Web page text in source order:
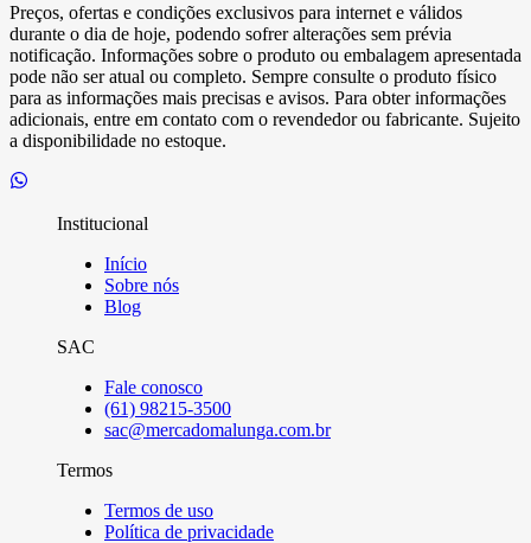
Preços, ofertas e condições exclusivos para internet e válidos
durante o dia de hoje, podendo sofrer alterações sem prévia
notificação. Informações sobre o produto ou embalagem apresentada
pode não ser atual ou completo. Sempre consulte o produto físico
para as informações mais precisas e avisos. Para obter informações
adicionais, entre em contato com o revendedor ou fabricante. Sujeito
a disponibilidade no estoque.
Institucional
Início
Sobre nós
Blog
SAC
Fale conosco
(61) 98215-3500
sac@mercadomalunga.com.br
Termos
Termos de uso
Política de privacidade